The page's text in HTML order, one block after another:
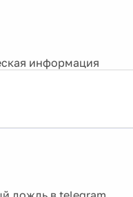
информация